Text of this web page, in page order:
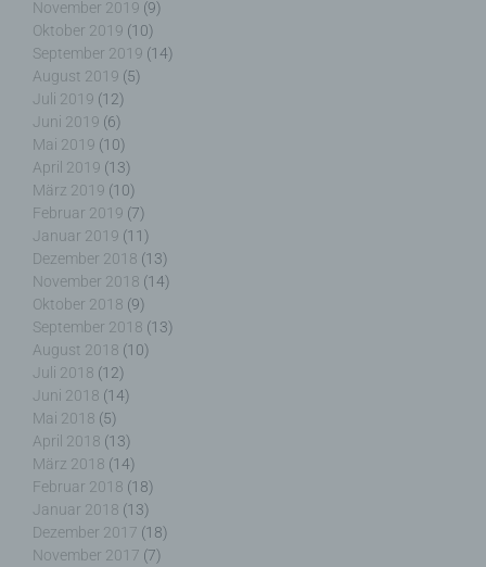
November 2019 (9)
Oktober 2019 (10)
September 2019 (14)
August 2019 (5)
Juli 2019 (12)
Juni 2019 (6)
Mai 2019 (10)
April 2019 (13)
März 2019 (10)
Februar 2019 (7)
Januar 2019 (11)
Dezember 2018 (13)
November 2018 (14)
Oktober 2018 (9)
September 2018 (13)
August 2018 (10)
Juli 2018 (12)
Juni 2018 (14)
Mai 2018 (5)
April 2018 (13)
März 2018 (14)
Februar 2018 (18)
Januar 2018 (13)
Dezember 2017 (18)
November 2017 (7)
Zwecke und Mittel der Verarbeitung von
personenbezogenen Daten entscheidet. Sind die
Zwecke und Mittel dieser Verarbeitung durch das
Unionsrecht oder das Recht der Mitgliedstaaten
vorgegeben, so kann der Verantwortliche
beziehungsweise können die bestimmten Kriterien
seiner Benennung nach dem Unionsrecht oder
dem Recht der Mitgliedstaaten vorgesehen
werden.
h) Auftragsverarbeiter
Auftragsverarbeiter ist eine natürliche oder
juristische Person, Behörde, Einrichtung oder
andere Stelle, die personenbezogene Daten im
Auftrag des Verantwortlichen verarbeitet.
i) Empfänger